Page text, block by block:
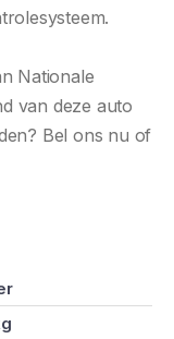
Nationale
van deze auto
Bel ons nu of